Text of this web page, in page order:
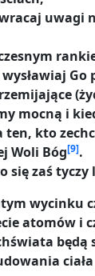
Go
mocną i
kto
Woli Bóg[9].
się zaś
wycinku
atomów i